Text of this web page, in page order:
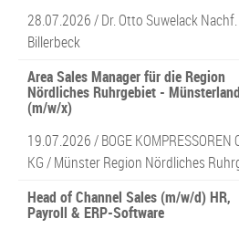
28.07.2026 /Dr. Otto Suwelack
Billerbeck
Area Sales Manager für die Region
Nördliches Ruhrgebiet - Münsterland
(m/w/x)
19.07.2026 /BOGE
KG/ Münster Region Nördliches
Head of Channel Sales (m/w/d) HR,
Payroll & ERP-Software